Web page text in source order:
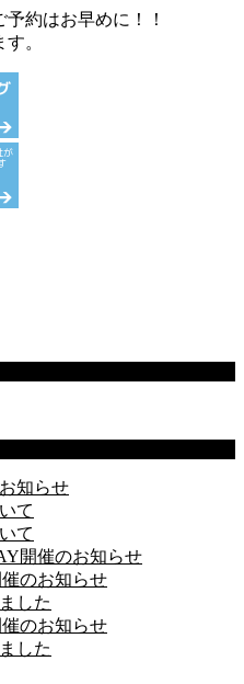
約はお早めに！！
。
知らせ
て
て
開催のお知らせ
のお知らせ
した
のお知らせ
した